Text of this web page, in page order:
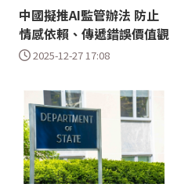
中國擬推AI監管辦法 防止
情感依賴、傳遞錯誤價值觀
2025-12-27 17:08